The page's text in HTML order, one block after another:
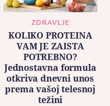
ZDRAVLJE
KOLIKO PROTEINA
VAM JE ZAISTA
POTREBNO?
Jednostavna formula
otkriva dnevni unos
prema vašoj telesnoj
težini